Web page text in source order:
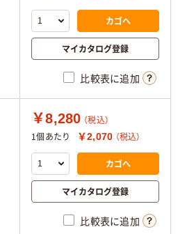
カゴへ
マイカタログ登録
比較表に追加
￥8,280 （税込）
1個あたり
￥2,070 （税込）
カゴへ
マイカタログ登録
比較表に追加